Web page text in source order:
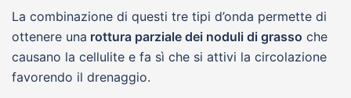
La combinazione di questi tre tipi d’onda permette di
ottenere una rottura parziale dei noduli di grasso che
causano la cellulite e fa sì che si attivi la circolazione
favorendo il drenaggio.